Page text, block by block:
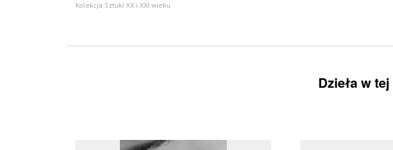
Kolekcja Sztuki XX i XXI wieku
Dzieła w